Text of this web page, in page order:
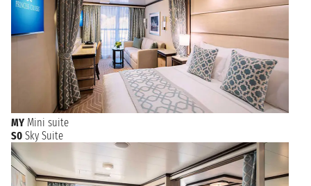
MY Mini suite
S0 Sky Suite